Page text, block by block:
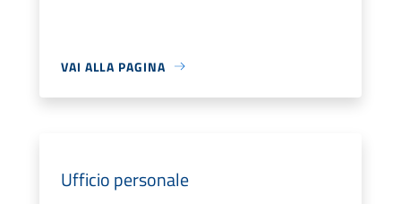
VAI ALLA PAGINA
Ufficio personale